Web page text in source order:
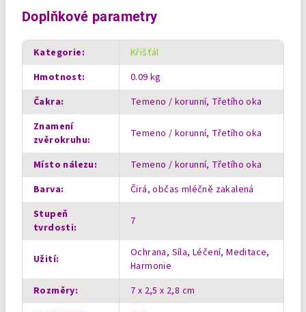
Doplňkové parametry
Kategorie:
Křišťál
Hmotnost:
0.09 kg
Čakra:
Temeno / korunní, Třetího oka
Znamení
zvěrokruhu: Temeno / korunní, Třetího oka
Místo nálezu:
Temeno / korunní, Třetího oka
Barva:
Čirá, občas mléčně zakalená
Stupeň
tvrdosti: 7
Užití:
Ochrana, Síla, Léčení, Meditace,
Harmonie
Rozměry:
7 x 2,5 x 2,8 cm